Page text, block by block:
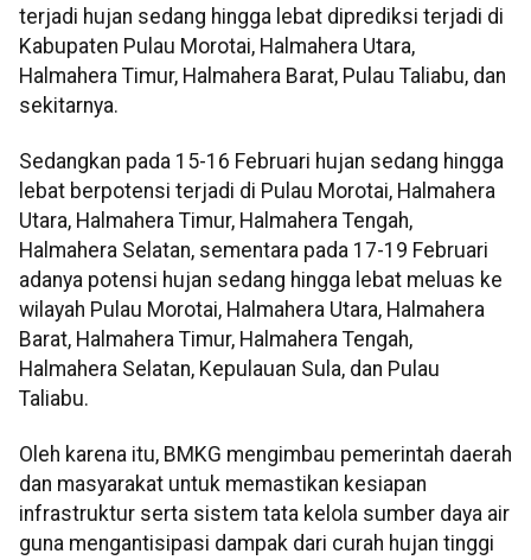
terjadi hujan sedang hingga lebat diprediksi terjadi di
Kabupaten Pulau Morotai, Halmahera Utara,
Halmahera Timur, Halmahera Barat, Pulau Taliabu, dan
sekitarnya.
Sedangkan pada 15-16 Februari hujan sedang hingga
lebat berpotensi terjadi di Pulau Morotai, Halmahera
Utara, Halmahera Timur, Halmahera Tengah,
Halmahera Selatan, sementara pada 17-19 Februari
adanya potensi hujan sedang hingga lebat meluas ke
wilayah Pulau Morotai, Halmahera Utara, Halmahera
Barat, Halmahera Timur, Halmahera Tengah,
Halmahera Selatan, Kepulauan Sula, dan Pulau
Taliabu.
Oleh karena itu, BMKG mengimbau pemerintah daerah
dan masyarakat untuk memastikan kesiapan
infrastruktur serta sistem tata kelola sumber daya air
guna mengantisipasi dampak dari curah hujan tinggi